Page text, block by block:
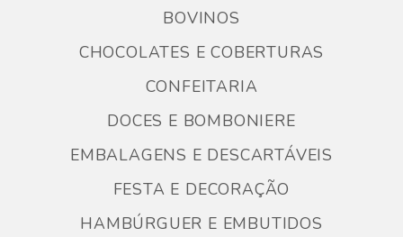
BOVINOS
CHOCOLATES E COBERTURAS
CONFEITARIA
DOCES E BOMBONIERE
EMBALAGENS E DESCARTÁVEIS
FESTA E DECORAÇÃO
HAMBÚRGUER E EMBUTIDOS